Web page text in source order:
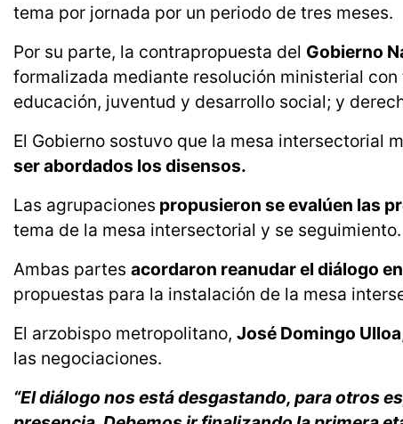
tema por jornada por un periodo de tres meses.
Por su parte, la contrapropuesta del Gobierno
formalizada mediante resolución ministerial
educación, juventud y desarrollo social; y
El Gobierno sostuvo que la mesa intersectorial
ser abordados los disensos.
Las agrupaciones propusieron se evalúen las
tema de la mesa intersectorial y se seguimiento.
Ambas partes acordaron reanudar el diálogo
propuestas para la instalación de la mesa
El arzobispo metropolitano, José Domingo Ulloa
las negociaciones.
“El diálogo nos está desgastando, para otros